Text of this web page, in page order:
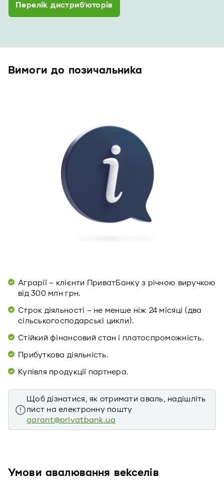
Перелік дистриб’юторів
Вимоги до позичальника
Аграрії – клієнти ПриватБанку з річною виручкою
від 300 млн грн.
Строк діяльності – не менше ніж 24 місяці (два
сільськогосподарські цикли).
Стійкий фінансовий стан і платоспроможність.
Прибуткова діяльність.
Купівля продукції партнера.
Щоб дізнатися, як отримати аваль, надішліть
лист на електронну пошту
garant@privatbank.ua
Умови авалювання векселів